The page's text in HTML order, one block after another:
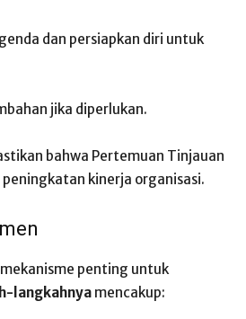
dan persiapkan diri untuk
jika diperlukan.
bahwa Pertemuan Tinjauan
kinerja organisasi.
penting untuk
langkahnya mencakup: